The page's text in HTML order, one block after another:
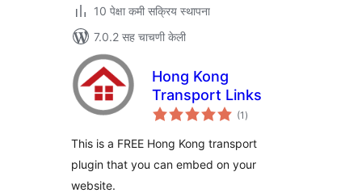
10 पेक्षा कमी सक्रिय स्थापना
7.0.2 सह चाचणी केली
Hong Kong
Transport Links
(1 एकूण
मूल्यांकन
)
This is a FREE Hong Kong transport
plugin that you can embed on your
website.